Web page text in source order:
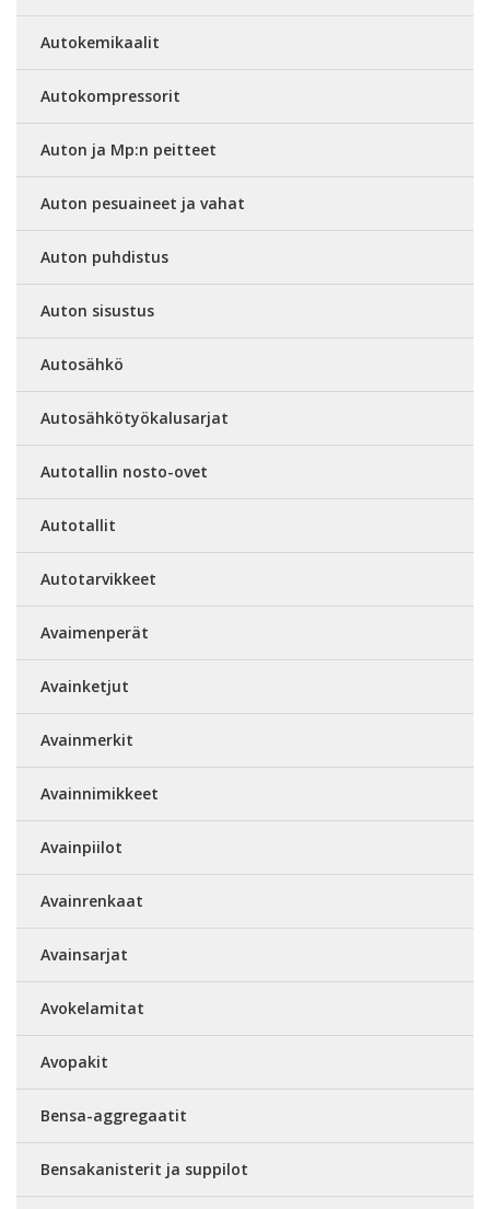
Autokemikaalit
Autokompressorit
Auton ja Mp:n peitteet
Auton pesuaineet ja vahat
Auton puhdistus
Auton sisustus
Autosähkö
Autosähkötyökalusarjat
Autotallin nosto-ovet
Autotallit
Autotarvikkeet
Avaimenperät
Avainketjut
Avainmerkit
Avainnimikkeet
Avainpiilot
Avainrenkaat
Avainsarjat
Avokelamitat
Avopakit
Bensa-aggregaatit
Bensakanisterit ja suppilot